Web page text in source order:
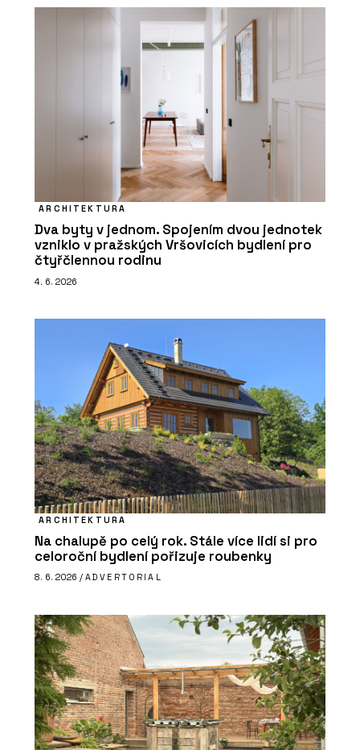
ARCHITEKTURA
Dva byty v jednom. Spojením dvou jednotek
vzniklo v pražských Vršovicích bydlení pro
čtyřčlennou rodinu
4. 6. 2026
ARCHITEKTURA
Na chalupě po celý rok. Stále více lidí si pro
celoroční bydlení pořizuje roubenky
8. 6. 2026 / ADVERTORIAL